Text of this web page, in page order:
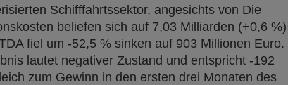
Schifffahrtssektor, angesichts von Die
beliefen sich auf 7,03 Milliarden (+0,6 %)
fiel um -52,5 % sinken auf 903 Millionen Euro.
lautet negativer Zustand und entspricht -192
zum Gewinn in den ersten drei Monaten des